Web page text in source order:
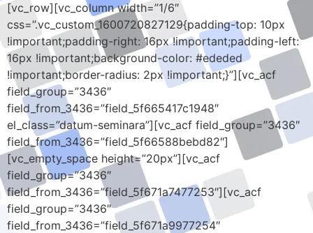
[vc_row][vc_column width=”1/6″
css=”.vc_custom_1600720827129{padding-top: 10px
!important;padding-right: 16px !important;padding-left:
16px !important;background-color: #ededed
!important;border-radius: 2px !important;}”][vc_acf
field_group=”3436″
field_from_3436=”field_5f665417c1948″
el_class=”datum-seminara”][vc_acf field_group=”3436″
field_from_3436=”field_5f66588bebd82″]
[vc_empty_space height=”20px”][vc_acf
field_group=”3436″
field_from_3436=”field_5f671a7477253″][vc_acf
field_group=”3436″
field_from_3436=”field_5f671a9977254″